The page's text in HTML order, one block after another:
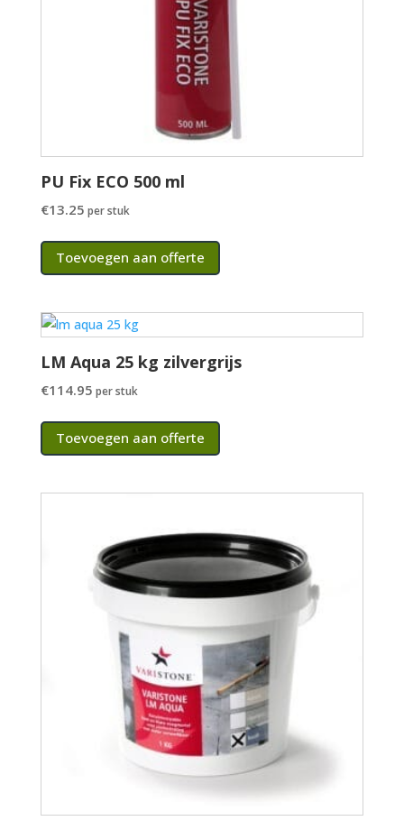
PU Fix ECO 500 ml
€13.25 per stuk
Toevoegen aan offerte
LM Aqua 25 kg zilvergrijs
€114.95 per stuk
Toevoegen aan offerte